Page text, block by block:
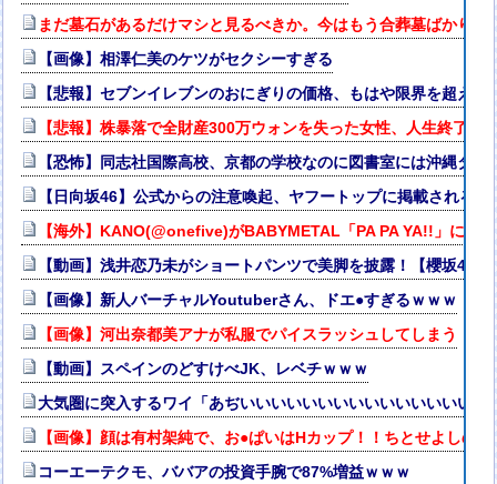
まだ墓石があるだけマシと見るべきか。今はもう合葬墓ばかり
【画像】相澤仁美のケツがセクシーすぎる
【悲報】セブンイレブンのおにぎりの価格、もはや限界を超える
【悲報】株暴落で全財産300万ウォンを失った女性、人生終了で
【恐怖】同志社国際高校、京都の学校なのに図書室には沖縄タ
【日向坂46】公式からの注意喚起、ヤフートップに掲載される
【海外】KANO(@onefive)がBABYMETAL「PA PA YA!!」に合
【動画】浅井恋乃未がショートパンツで美脚を披露！【櫻坂46】
【画像】新人バーチャルYoutuberさん、ドエ●すぎるｗｗｗ
【画像】河出奈都美アナが私服でパイスラッシュしてしまう
【動画】スペインのどすけべJK、レベチｗｗｗ
大気圏に突入するワイ「あぢいいいいいいいいいいいいいいいい
【画像】顔は有村架純で、お●ぱいはHカップ！！ちとせよしの
コーエーテクモ、ババアの投資手腕で87%増益ｗｗｗ